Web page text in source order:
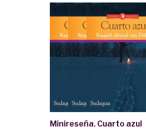
Minireseña. Cuarto azul